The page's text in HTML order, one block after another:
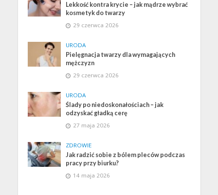
Lekkość kontra krycie – jak mądrze wybrać
kosmetyk do twarzy
29 czerwca 2026
URODA
Pielęgnacja twarzy dla wymagających
mężczyzn
29 czerwca 2026
URODA
Ślady po niedoskonałościach – jak
odzyskać gładką cerę
27 maja 2026
ZDROWIE
Jak radzić sobie z bólem pleców podczas
pracy przy biurku?
14 maja 2026